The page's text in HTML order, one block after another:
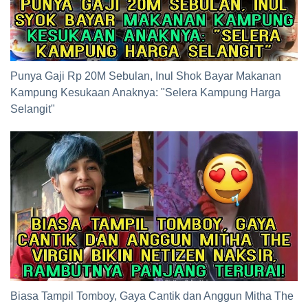
Punya Gaji Rp 20M Sebulan, Inul Shok Bayar Makanan
Kampung Kesukaan Anaknya: "Selera Kampung Harga
Selangit"
Biasa Tampil Tomboy, Gaya Cantik dan Anggun Mitha The